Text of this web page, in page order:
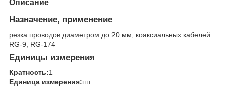
Описание
Назначение, применение
резка проводов диаметром до 20 мм, коаксиальных кабелей
RG-9, RG-174
Единицы измерения
Кратность:1
Единица измерения:шт